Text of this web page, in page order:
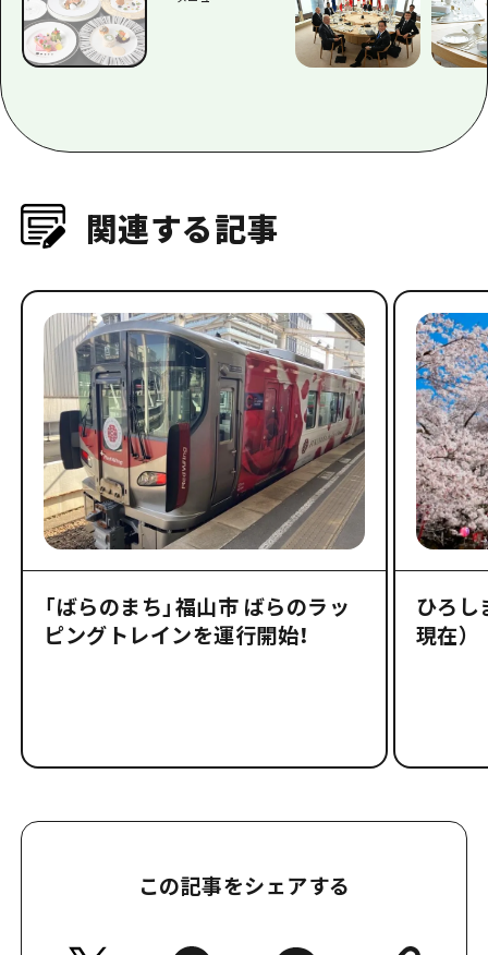
関連する記事
「ばらのまち」福山市 ばらのラッ
ピングトレインを運行開始！
ひろし
現在）
この記事をシェアする